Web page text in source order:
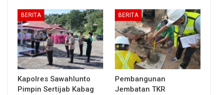
BERITA
Kapolres Sawahlunto
Pimpin Sertijab Kabag
BERITA
Pembangunan
Jembatan TKR